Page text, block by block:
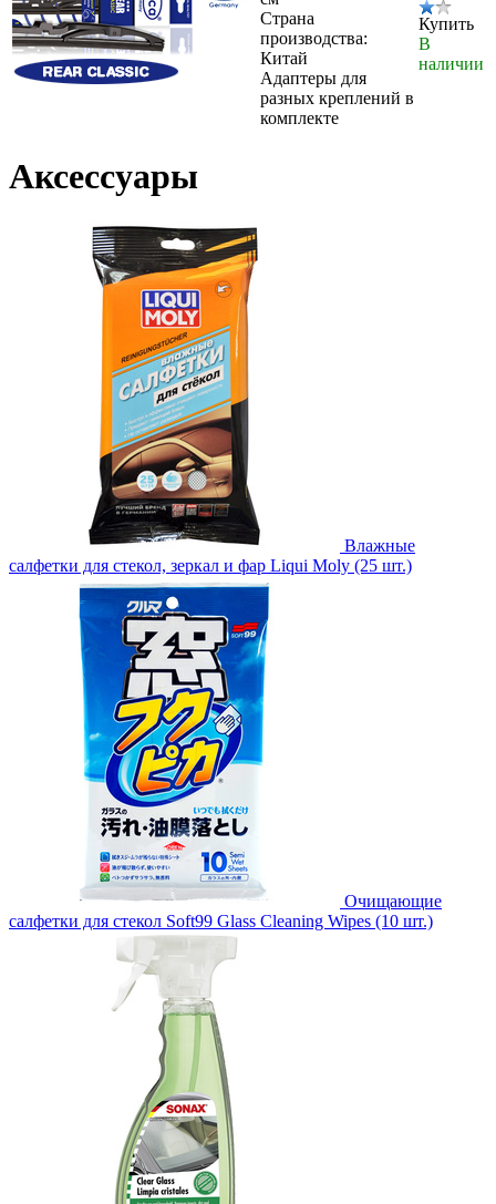
Страна
производства:
Китай
Адаптеры для
разных креплений в
комплекте
Купить
В
наличии
Аксессуары
Влажные
салфетки для стекол, зеркал и фар Liqui Moly (25 шт.)
Очищающие
салфетки для стекол Soft99 Glass Cleaning Wipes (10 шт.)